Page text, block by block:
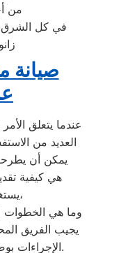
من
في كل الشرق
صيانة
عندما يتعلق
العديد من
يمكن أن
هي كيفية
يستغرعمارات العبور الإصلاح،
وما هي الخطوات
يجيب الفريق
الإجراءات بوضوح لضمان راحة العملاء ورضاهم.